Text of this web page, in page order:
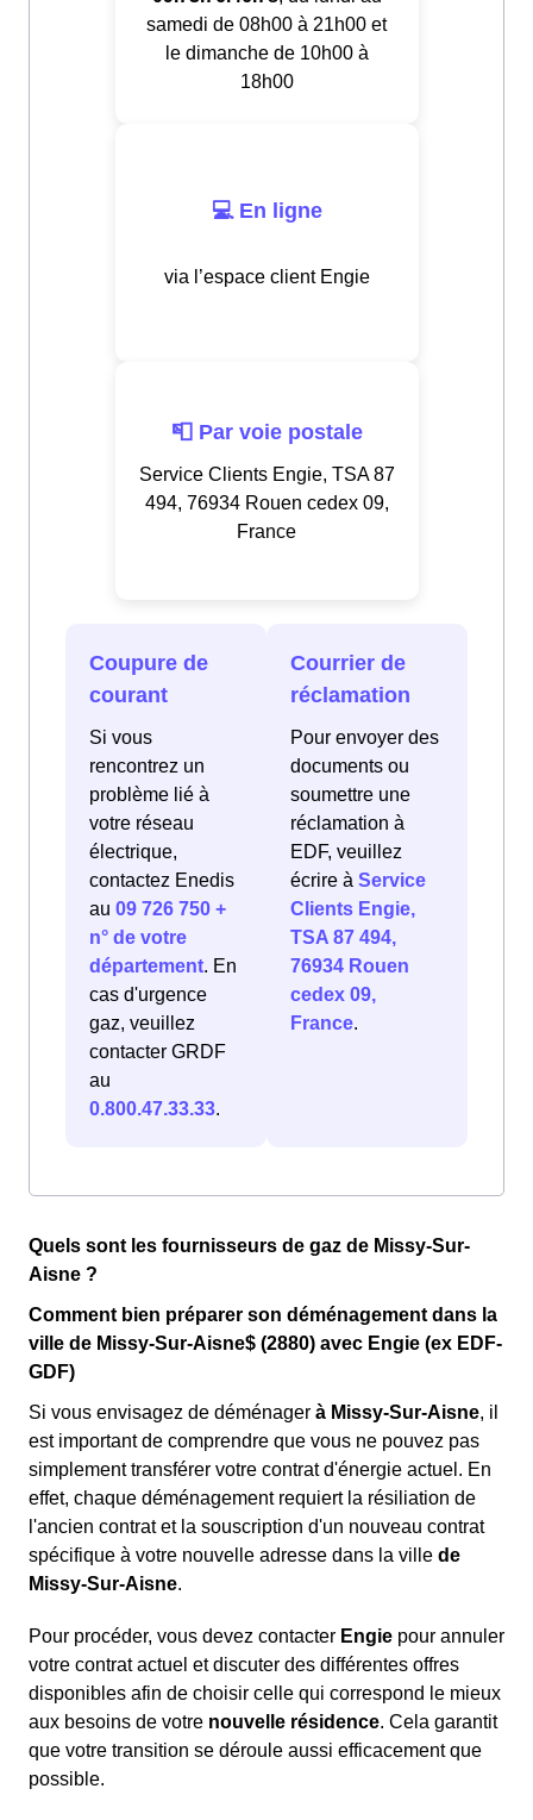
samedi de 08h00 à 21h00 et
le dimanche de 10h00 à
18h00
💻 En ligne
via l’espace client Engie
📮 Par voie postale
Service Clients Engie, TSA 87
494, 76934 Rouen cedex 09,
France
Coupure de
courant
Si vous
rencontrez un
problème lié à
votre réseau
électrique,
contactez Enedis
au 09 726 750 +
n° de votre
département. En
cas d'urgence
gaz, veuillez
contacter GRDF
au
0.800.47.33.33.
Courrier de
réclamation
Pour envoyer des
documents ou
soumettre une
réclamation à
EDF, veuillez
écrire à Service
Clients Engie,
TSA 87 494,
76934 Rouen
cedex 09,
France.
Quels sont les fournisseurs de gaz de Missy-Sur-
Aisne ?
Comment bien préparer son déménagement dans la
ville de Missy-Sur-Aisne$ (2880) avec Engie (ex EDF-
GDF)
Si vous envisagez de déménager à Missy-Sur-Aisne, il
est important de comprendre que vous ne pouvez pas
simplement transférer votre contrat d'énergie actuel. En
effet, chaque déménagement requiert la résiliation de
l'ancien contrat et la souscription d'un nouveau contrat
spécifique à votre nouvelle adresse dans la ville de
Missy-Sur-Aisne.
Pour procéder, vous devez contacter Engie pour annuler
votre contrat actuel et discuter des différentes offres
disponibles afin de choisir celle qui correspond le mieux
aux besoins de votre nouvelle résidence. Cela garantit
que votre transition se déroule aussi efficacement que
possible.